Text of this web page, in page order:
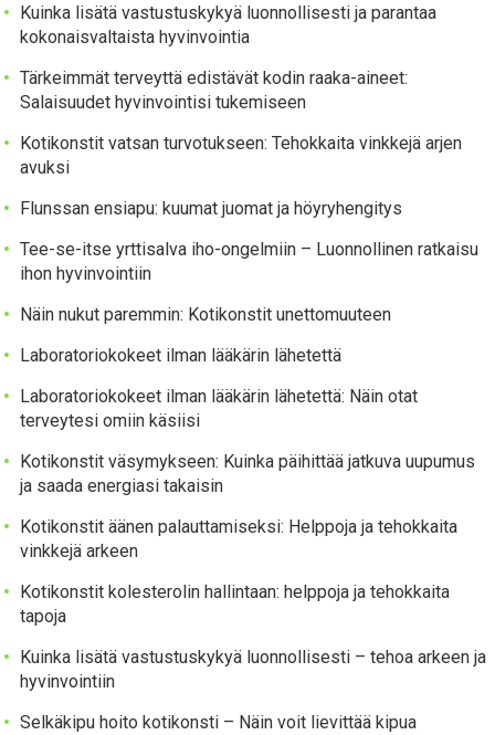
Kuinka lisätä vastustuskykyä luonnollisesti ja parantaa
kokonaisvaltaista hyvinvointia
Tärkeimmät terveyttä edistävät kodin raaka-aineet:
Salaisuudet hyvinvointisi tukemiseen
Kotikonstit vatsan turvotukseen: Tehokkaita vinkkejä arjen
avuksi
Flunssan ensiapu: kuumat juomat ja höyryhengitys
Tee-se-itse yrttisalva iho-ongelmiin – Luonnollinen ratkaisu
ihon hyvinvointiin
Näin nukut paremmin: Kotikonstit unettomuuteen
Laboratoriokokeet ilman lääkärin lähetettä
Laboratoriokokeet ilman lääkärin lähetettä: Näin otat
terveytesi omiin käsiisi
Kotikonstit väsymykseen: Kuinka päihittää jatkuva uupumus
ja saada energiasi takaisin
Kotikonstit äänen palauttamiseksi: Helppoja ja tehokkaita
vinkkejä arkeen
Kotikonstit kolesterolin hallintaan: helppoja ja tehokkaita
tapoja
Kuinka lisätä vastustuskykyä luonnollisesti – tehoa arkeen ja
hyvinvointiin
Selkäkipu hoito kotikonsti – Näin voit lievittää kipua